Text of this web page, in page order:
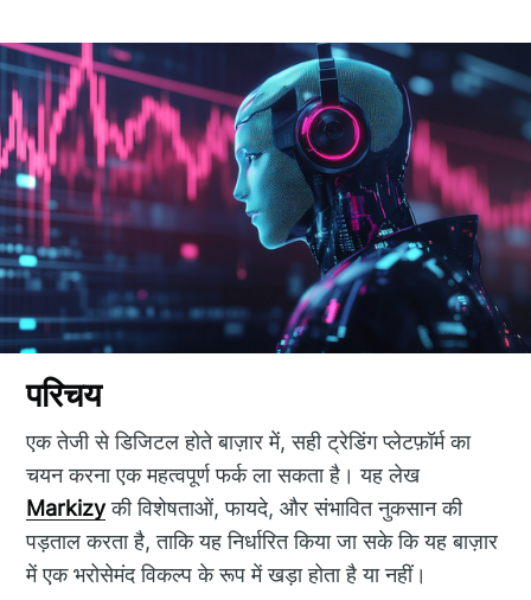
परिचय
एक तेजी से डिजिटल होते बाज़ार में, सही ट्रेडिंग प्लेटफ़ॉर्म का
चयन करना एक महत्वपूर्ण फर्क ला सकता है। यह लेख
Markizyकी विशेषताओं, फायदे, और संभावित नुकसान की
पड़ताल करता है, ताकि यह निर्धारित किया जा सके कि यह बाज़ार
में एक भरोसेमंद विकल्प के रूप में खड़ा होता है या नहीं।